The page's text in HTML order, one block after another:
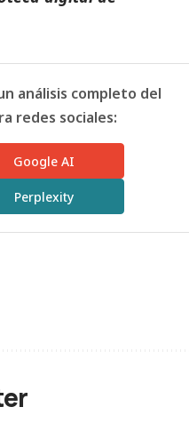
análisis completo del
redes sociales:
Google AI
Perplexity